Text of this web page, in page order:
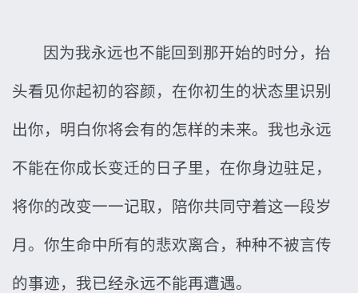
因为我永远也不能回到那开始的时分，抬
头看见你起初的容颜，在你初生的状态里识别
出你，明白你将会有的怎样的未来。我也永远
不能在你成长变迁的日子里，在你身边驻足，
将你的改变一一记取，陪你共同守着这一段岁
月。你生命中所有的悲欢离合，种种不被言传
的事迹，我已经永远不能再遭遇。